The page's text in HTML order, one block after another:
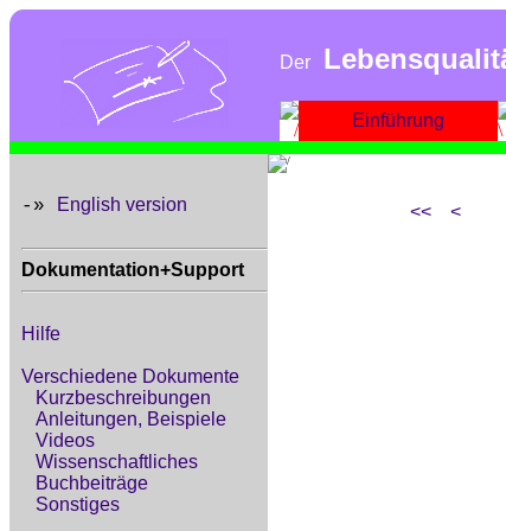
Der
Einführung
-» English version
Dokumentation+Support
Hilfe
Verschiedene Dokumente
Kurzbeschreibungen
Anleitungen, Beispiele
Videos
Wissenschaftliches
Buchbeiträge
Sonstiges
<< <